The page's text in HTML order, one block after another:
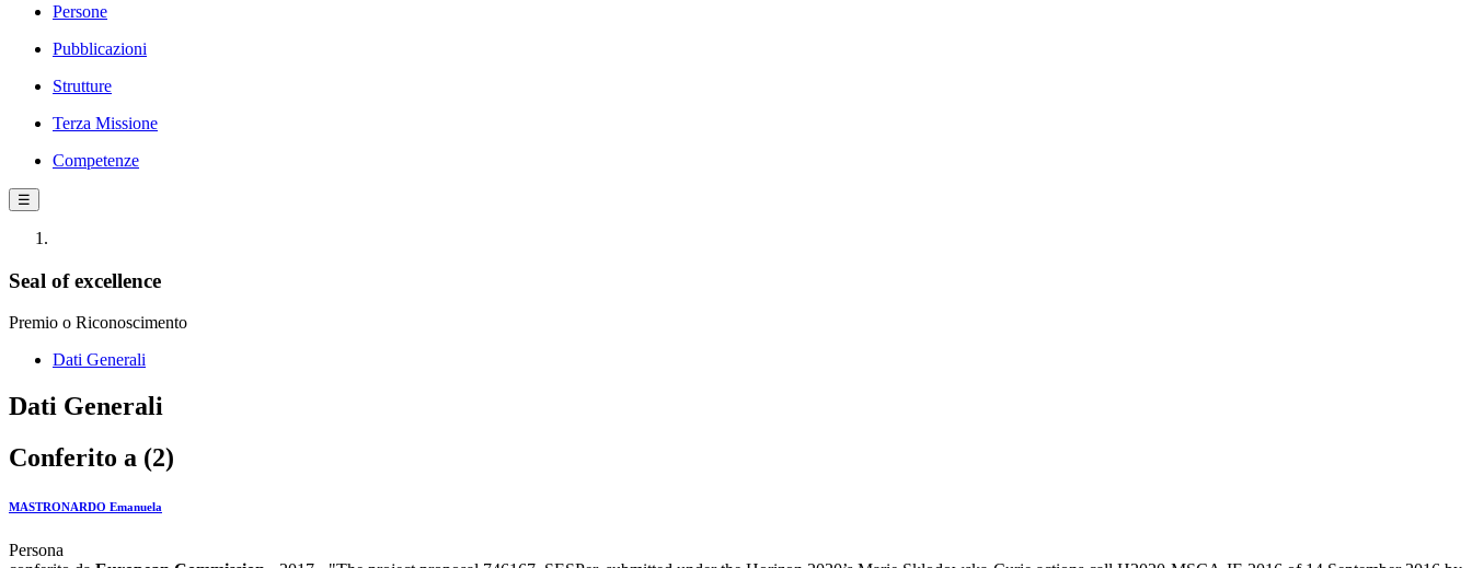
Persone
Pubblicazioni
Strutture
Terza Missione
Competenze
☰
Seal of excellence
Premio o Riconoscimento
Dati Generali
Dati Generali
Conferito a (2)
MASTRONARDO Emanuela
Persona